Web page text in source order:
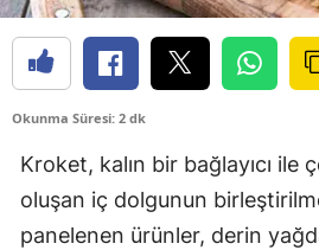
Okunma Süresi: 2 dk
Kroket, kalın bir bağlayıcı ile
oluşan iç dolgunun
panelenen ürünler, derin